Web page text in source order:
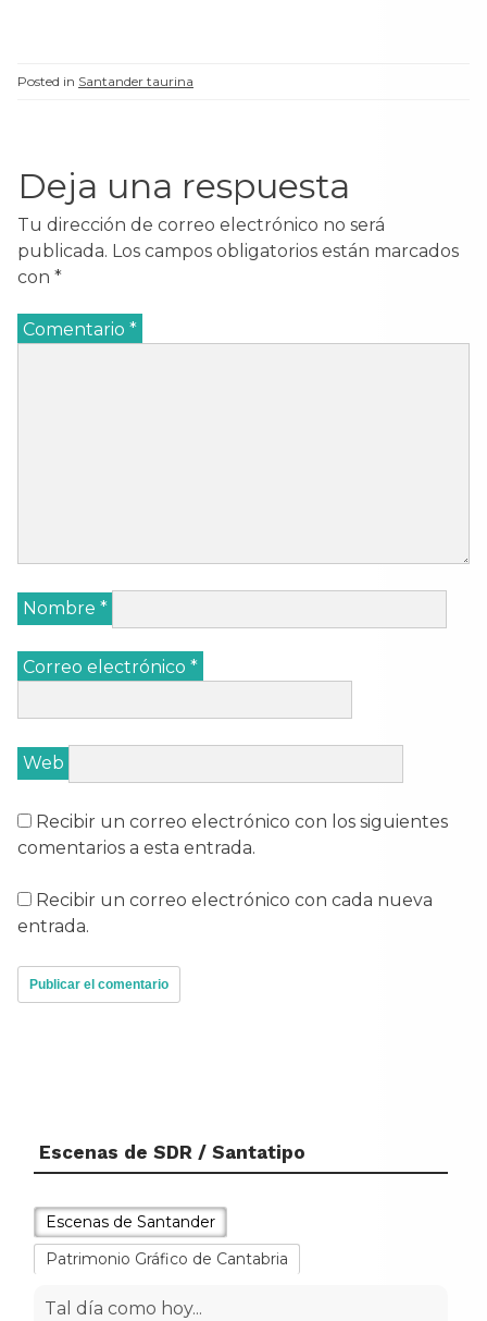
Posted in Santander taurina
Deja una respuesta
Tu dirección de correo electrónico no será
publicada. Los campos obligatorios están marcados
con *
Comentario *
Nombre *
Correo electrónico *
Web
Recibir un correo electrónico con los siguientes
comentarios a esta entrada.
Recibir un correo electrónico con cada nueva
entrada.
Escenas de SDR / Santatipo
Escenas de Santander
Patrimonio Gráfico de Cantabria
Tal día como hoy...